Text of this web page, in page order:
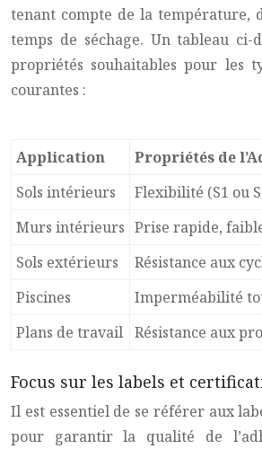
tenant compte de la température,
temps de séchage. Un tableau ci-
propriétés souhaitables pour les
courantes :
Application
Propriétés de
Sols intérieurs
Flexibilité (S1 ou
Murs intérieurs Prise rapide,
Sols extérieurs
Résistance aux
Piscines
Imperméabilité
Plans de travail Résistance aux
Focus sur les labels et
Il est essentiel de se référer aux
pour garantir la qualité de